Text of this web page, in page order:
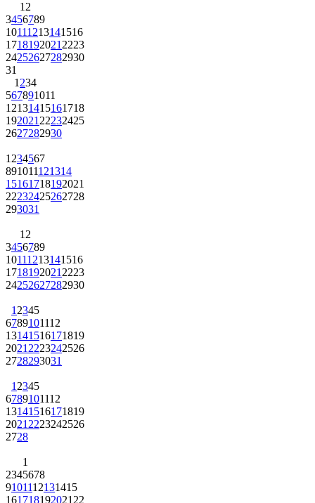
1 2
3456789
10111213141516
1718192021 2223
24252627282930
31
1 234
567891011
12131415161718
192021 22232425
2627282930
1 234567
891011121314
15161718192021
22232425262728
293031
1 2
3456789
10111213141516
1718192021 2223
24252627282930
1 2345
6789101112
13141516171819
2021 2223242526
2728293031
1 2345
6789101112
13141516171819
2021 2223242526
2728
1
2345678
9101112131415
161718192021 22